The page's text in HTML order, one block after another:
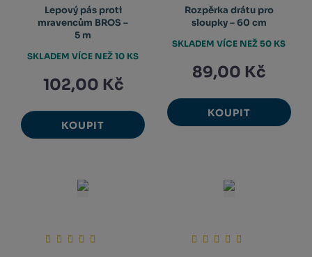
Lepový pás proti
mravencům BROS –
5 m
102,00 Kč
KOUPIT
SKLADEM VÍCE NEŽ 10 KS
Rozpěrka drátu pro
sloupky – 60 cm
89,00 Kč
KOUPIT
SKLADEM VÍCE NEŽ 50 KS